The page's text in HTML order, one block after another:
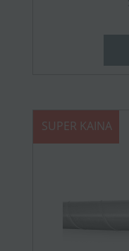
SUPER KAINA